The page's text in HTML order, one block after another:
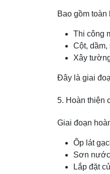
Bao gồm
Thi công
Cột, dầm,
Xây
Đây là giai
5. Hoàn thiện
Giai đoạn
Ốp lát
Sơn
Lắp đặt